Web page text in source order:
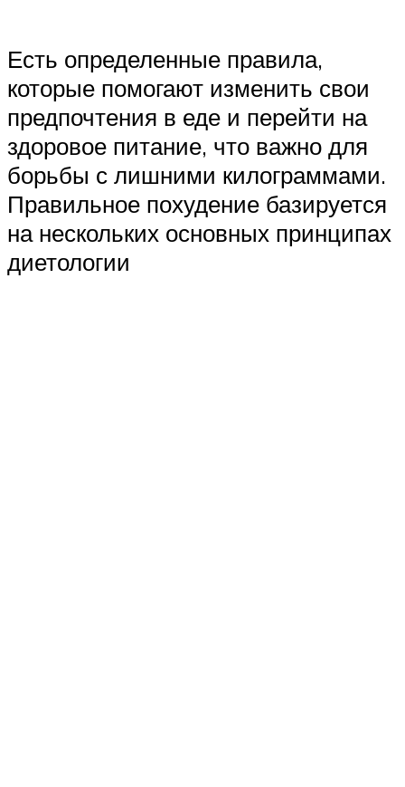
Есть определенные правила,
которые помогают изменить свои
предпочтения в еде и перейти на
здоровое питание, что важно для
борьбы с лишними килограммами.
Правильное похудение базируется
на нескольких основных принципах
диетологии